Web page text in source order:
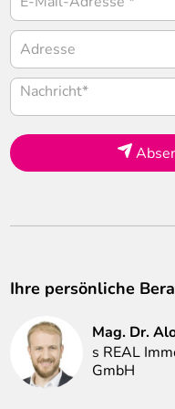
Ihre persönliche
Mag. Dr.
s REAL
GmbH